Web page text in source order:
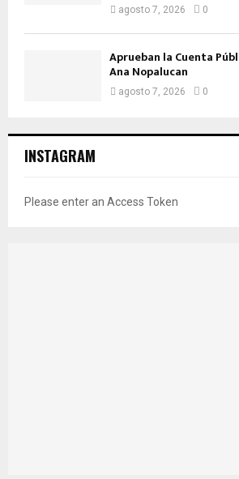
agosto 7, 2026 0
Aprueban la Cuenta
Ana Nopalucan
agosto 7, 2026 0
INSTAGRAM
Please enter an Access Token